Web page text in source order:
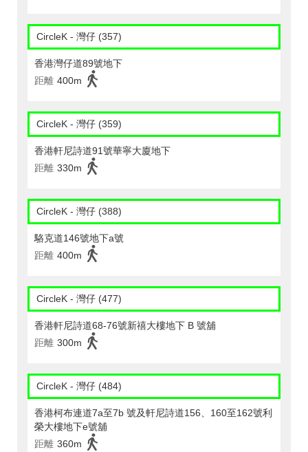
CircleK - 灣仔 (357)
香港灣仔道89號地下
距離 400m
CircleK - 灣仔 (359)
香港軒尼詩道91號華寧大廈地下
距離 330m
CircleK - 灣仔 (388)
駱克道146號地下a號
距離 400m
CircleK - 灣仔 (477)
香港軒尼詩道68-76號新禧大樓地下 B 號舖
距離 300m
CircleK - 灣仔 (484)
香港柯布連道7a至7b 號及軒尼詩道156、160至162號利
榮大樓地下e號舖
距離 360m